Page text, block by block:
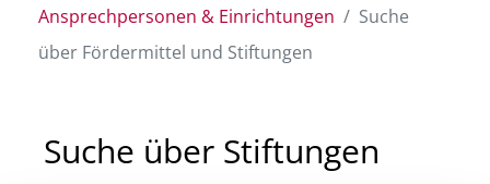
Ansprechpersonen & Einrichtungen
Suche
über Fördermittel und Stiftungen
Suche über Stiftungen